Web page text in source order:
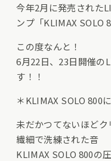
今年2月に発売された
ンプ「KLIMAX SOLO
この度なんと！
6月22日、23日開催の
す！！
＊KLIMAX SOLO 800
未だかつてないほど
繊細で洗練された音
KLIMAX SOLO 800の